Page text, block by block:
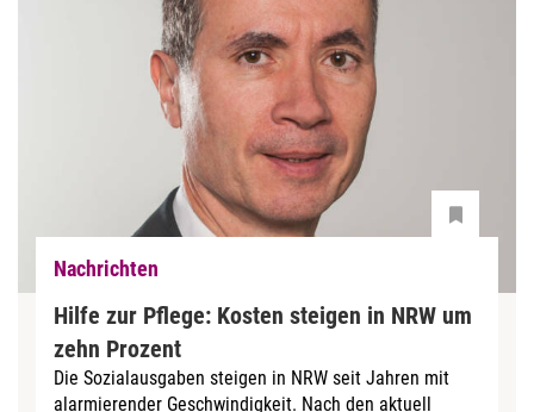
Nachrichten
Hilfe zur Pflege: Kosten steigen in NRW um
zehn Prozent
Die Sozialausgaben steigen in NRW seit Jahren mit
alarmierender Geschwindigkeit. Nach den aktuell